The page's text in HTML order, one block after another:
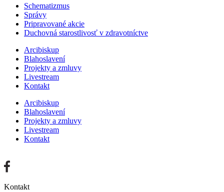
Schematizmus
Správy
Pripravované akcie
Duchovná starostlivosť v zdravotníctve
Arcibiskup
Blahoslavení
Projekty a zmluvy
Livestream
Kontakt
Arcibiskup
Blahoslavení
Projekty a zmluvy
Livestream
Kontakt
Kontakt